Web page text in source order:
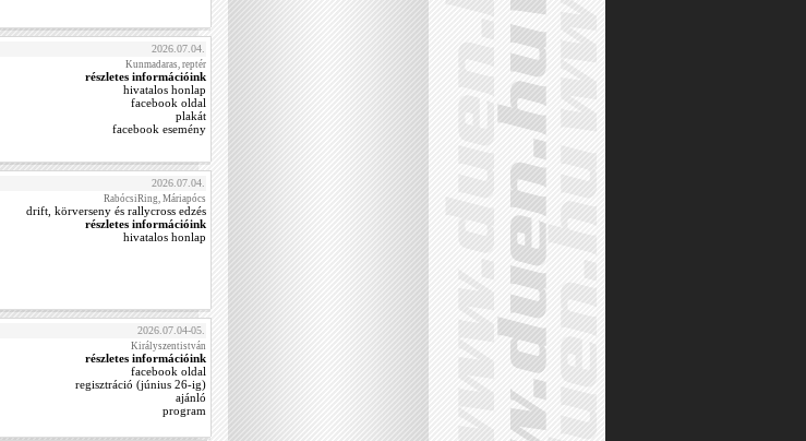
2026.07.04.
Kunmadaras, reptér
részletes információink
hivatalos honlap
facebook oldal
plakát
facebook esemény
2026.07.04.
RabócsiRing, Máriapócs
drift, körverseny és rallycross edzés
részletes információink
hivatalos honlap
2026.07.04-05.
Királyszentistván
részletes információink
facebook oldal
regisztráció (június 26-ig)
ajánló
program